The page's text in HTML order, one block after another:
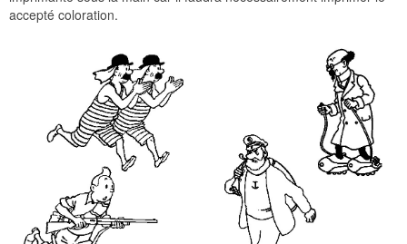
accepté coloration.